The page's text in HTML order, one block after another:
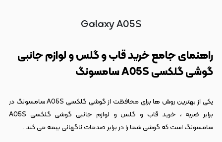
Galaxy A05S
راهنمای جامع خرید قاب و گلس و لوازم جانبی
گوشی گلکسی A05S سامسونگ
یکی از بهترین روش ها برای محافظت از گوشی گلکسی A05S سامسونگ در
برابر ضربه ، خرید قاب و گلس و لوازم جانبی گوشی گلکسی A05S
سامسونگ است که گوشی شما را در برابر صدمات ناگهانی بیمه می کند .